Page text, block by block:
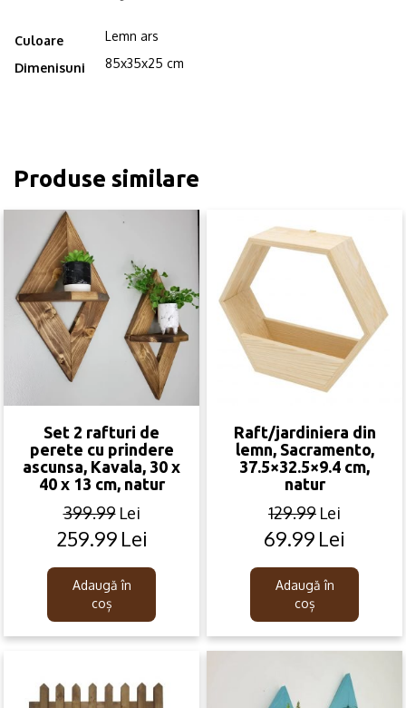
Culoare Lemn ars
Dimenisuni 85x35x25 cm
Produse similare
Set 2 rafturi de
perete cu prindere
ascunsa, Kavala, 30 x
40 x 13 cm, natur
399.99 Lei
Original
was:
399.99lei.
259.99 Lei
Current
is:
259.99lei.
Adaugă în
coș
Raft/jardiniera din
lemn, Sacramento,
37.5×32.5×9.4 cm,
natur
129.99 Lei
Original
was:
129.99lei.
69.99 Lei
Current
is:
69.99lei.
Adaugă în
coș